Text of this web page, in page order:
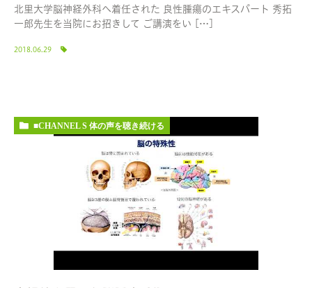
北里大学脳神経外科へ着任された 良性腫瘍のエキスパート 秀拓
一郎先生を当院にお招きして ご講演をい […]
2018.06.29
■CHANNEL S 体の声を聴き続ける